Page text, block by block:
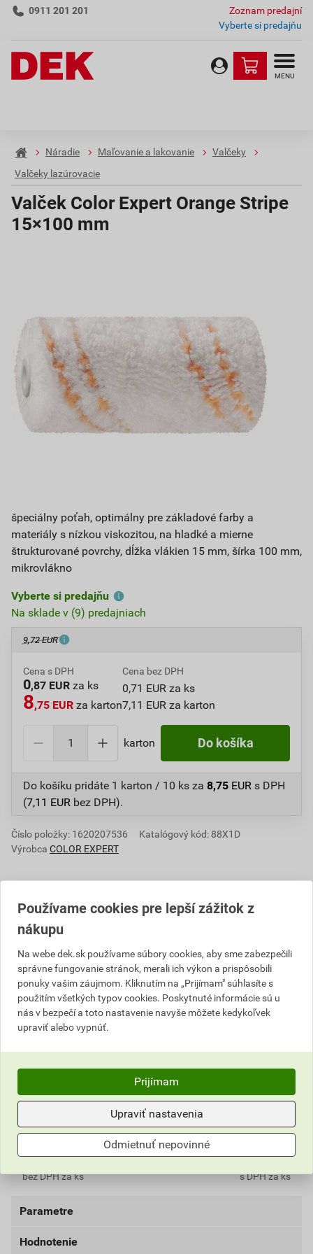
0911 201 201
Zoznam predajní
Vyberte si predajňu
MENU
Náradie Maľovanie a lakovanie
Valčeky
Valčeky lazúrovacie
Valček Color Expert Orange Stripe
15×100 mm
špeciálny poťah, optimálny pre základové farby a
materiály s nízkou viskozitou, na hladké a mierne
štrukturované povrchy, dĺžka vlákien 15 mm, šírka 100 mm,
mikrovlákno
Vyberte si predajňu
Na sklade v (9) predajniach
9,72 EUR
Cena s DPH
0,87 EUR za ks
8,75 EUR za karton
Cena bez DPH
0,71 EUR za ks
7,11 EUR za karton
karton Do košíka
Do košíku pridáte 1 karton / 10 ks za 8,75 EUR s DPH
(7,11 EUR bez DPH).
Číslo položky: 1620207536
Katalógový kód: 88X1D
Výrobca COLOR EXPERT
Informácie o cene
ceny
7,11 EUR
bez DPH za karton
8,75 EUR
s DPH za karton
Najnižšia predajná cena v období 30 dní pred
poskytnutím zľavy
7,11 EUR
8,75 EUR
Aktuálna predajná porovnávacia cena po zľave 10% z
cenníkovej ceny
0,71 EUR
bez DPH za ks
0,87 EUR
s DPH za ks
Parametre
materiál
Hodnotenie
Používame cookies pre lepší zážitok z
nákupu
Na webe dek.sk používame súbory cookies, aby sme zabezpečili
správne fungovanie stránok, merali ich výkon a prispôsobili
ponuky vašim záujmom. Kliknutím na „Prijímam" súhlasíte s
použitím všetkých typov cookies. Poskytnuté informácie sú u
nás v bezpečí a toto nastavenie navyše môžete kedykoľvek
upraviť alebo vypnúť.
Prijímam
Upraviť nastavenia
Odmietnuť nepovinné